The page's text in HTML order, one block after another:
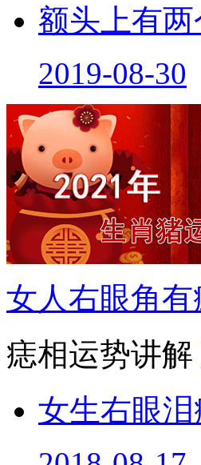
额头上有
2019-08-30
女人右眼角
痣相运势讲解
女生右眼